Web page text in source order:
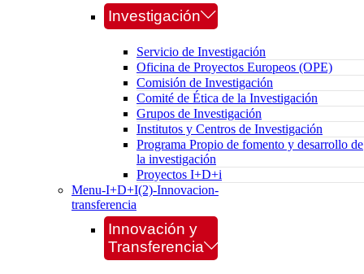
Investigación
Servicio de Investigación
Oficina de Proyectos Europeos (OPE)
Comisión de Investigación
Comité de Ética de la Investigación
Grupos de Investigación
Institutos y Centros de Investigación
Programa Propio de fomento y desarrollo de
la investigación
Proyectos I+D+i
Menu-I+D+I(2)-Innovacion-
transferencia
Innovación y
Transferencia